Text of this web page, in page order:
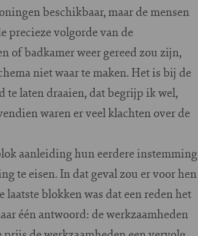
beschikbaar, maar de mensen
precieze volgorde van de
of badkamer weer gereed zou zijn,
niet waar te maken. Het is bij de
te laten draaien, dat begrijp ik wel,
waren er veel klachten over de
aanleiding hun eerdere instemming
te eisen. In dat geval zou er voor hen
blokken was dat een reden het
één antwoord: de werkzaamheden